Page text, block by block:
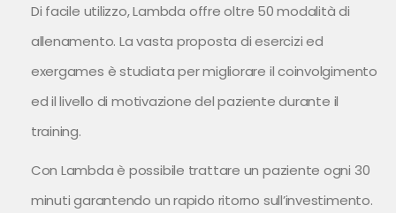
Di facile utilizzo, Lambda offre oltre 50 modalità di
allenamento. La vasta proposta di esercizi ed
exergames è studiata per migliorare il coinvolgimento
ed il livello di motivazione del paziente durante il
training.
Con Lambda è possibile trattare un paziente ogni 30
minuti garantendo un rapido ritorno sull’investimento.